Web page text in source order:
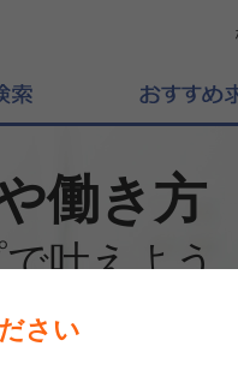
働き方
叶えよう
さい